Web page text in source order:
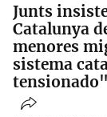
Junts
Catalunya
menores
sistema
tensionado"